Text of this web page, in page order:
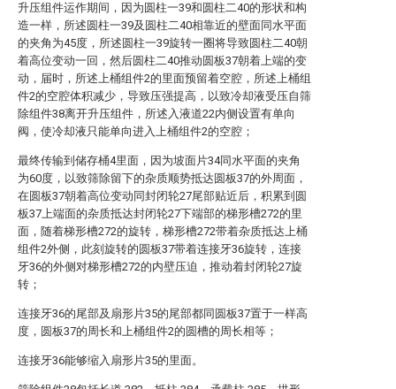
升压组件运作期间，因为圆柱一39和圆柱二40的形状和构
造一样，所述圆柱一39及圆柱二40相靠近的壁面同水平面
的夹角为45度，所述圆柱一39旋转一圈将导致圆柱二40朝
着高位变动一回，然后圆柱二40推动圆板37朝着上端的变
动，届时，所述上桶组件2的里面预留着空腔，所述上桶组
件2的空腔体积减少，导致压强提高，以致冷却液受压自筛
除组件38离开升压组件，所述入液道22内侧设置有单向
阀，使冷却液只能单向进入上桶组件2的空腔；
最终传输到储存桶4里面，因为坡面片34同水平面的夹角
为60度，以致筛除留下的杂质顺势抵达圆板37的外周面，
在圆板37朝着高位变动同封闭轮27尾部贴近后，积累到圆
板37上端面的杂质抵达封闭轮27下端部的梯形槽272的里
面，随着梯形槽272的旋转，梯形槽272带着杂质抵达上桶
组件2外侧，此刻旋转的圆板37带着连接牙36旋转，连接
牙36的外侧对梯形槽272的内壁压迫，推动着封闭轮27旋
转；
连接牙36的尾部及扇形片35的尾部都同圆板37置于一样高
度，圆板37的周长和上桶组件2的圆槽的周长相等；
连接牙36能够缩入扇形片35的里面。